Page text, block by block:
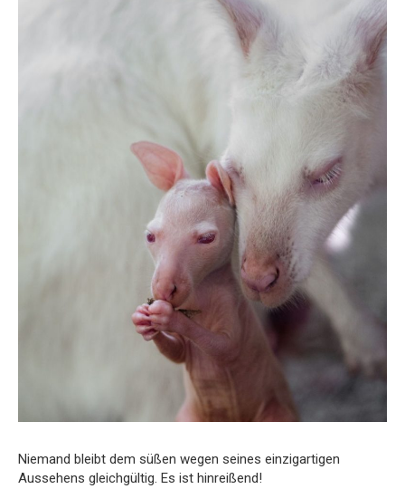
Niemand bleibt dem süßen wegen seines einzigartigen
Aussehens gleichgültig. Es ist hinreißend!